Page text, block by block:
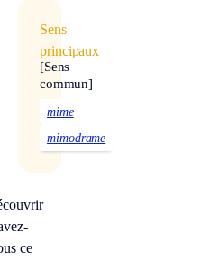
Sens
principaux
[Sens
commun]
mime
mimodrame
ce